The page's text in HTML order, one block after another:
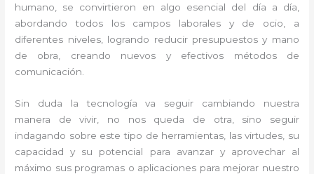
humano, se convirtieron en algo esencial del día a día,
abordando todos los campos laborales y de ocio, a
diferentes niveles, logrando reducir presupuestos y mano
de obra, creando nuevos y efectivos métodos de
comunicación.
Sin duda la tecnología va seguir cambiando nuestra
manera de vivir, no nos queda de otra, sino seguir
indagando sobre este tipo de herramientas, las virtudes, su
capacidad y su potencial para avanzar y aprovechar al
máximo sus programas o aplicaciones para mejorar nuestro